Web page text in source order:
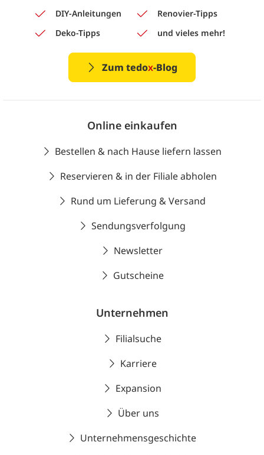
DIY-Anleitungen
Renovier-Tipps
Deko-Tipps
und vieles mehr!
Zum tedox-Blog
Online einkaufen
Bestellen & nach Hause liefern lassen
Reservieren & in der Filiale abholen
Rund um Lieferung & Versand
Sendungsverfolgung
Newsletter
Gutscheine
Unternehmen
Filialsuche
Karriere
Expansion
Über uns
Unternehmensgeschichte